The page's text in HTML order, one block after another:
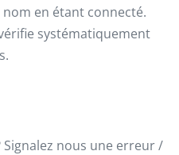
en étant connecté.
systématiquement
nous une erreur /